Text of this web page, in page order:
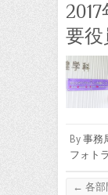
要役
By事務
フォト
← 各部